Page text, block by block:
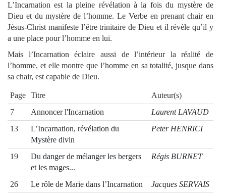
L’Incarnation est la pleine révélation à la fois du mystère de
Dieu et du mystère de l’homme. Le Verbe en prenant chair en
Jésus-Christ manifeste l’être trinitaire de Dieu et il révèle qu’il y
a une place pour l’homme en lui.
Mais l’Incarnation éclaire aussi de l’intérieur la réalité de
l’homme, et elle montre que l’homme en sa totalité, jusque dans
sa chair, est capable de Dieu.
Page Titre
Auteur(s)
7
Annoncer l'Incarnation
Laurent LAVAUD
13
L’Incarnation, révélation du
Mystère divin
Peter HENRICI
19
Du danger de mélanger les bergers
et les mages...
Régis BURNET
26 Le rôle de Marie dans l’Incarnation
Jacques SERVAIS